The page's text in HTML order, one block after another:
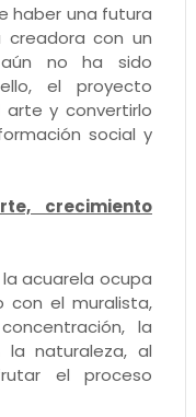
haber una futura
creadora con un
no ha sido
el proyecto
y convertirlo
social y
crecimiento
acuarela ocupa
con el muralista,
la
la naturaleza, al
el proceso